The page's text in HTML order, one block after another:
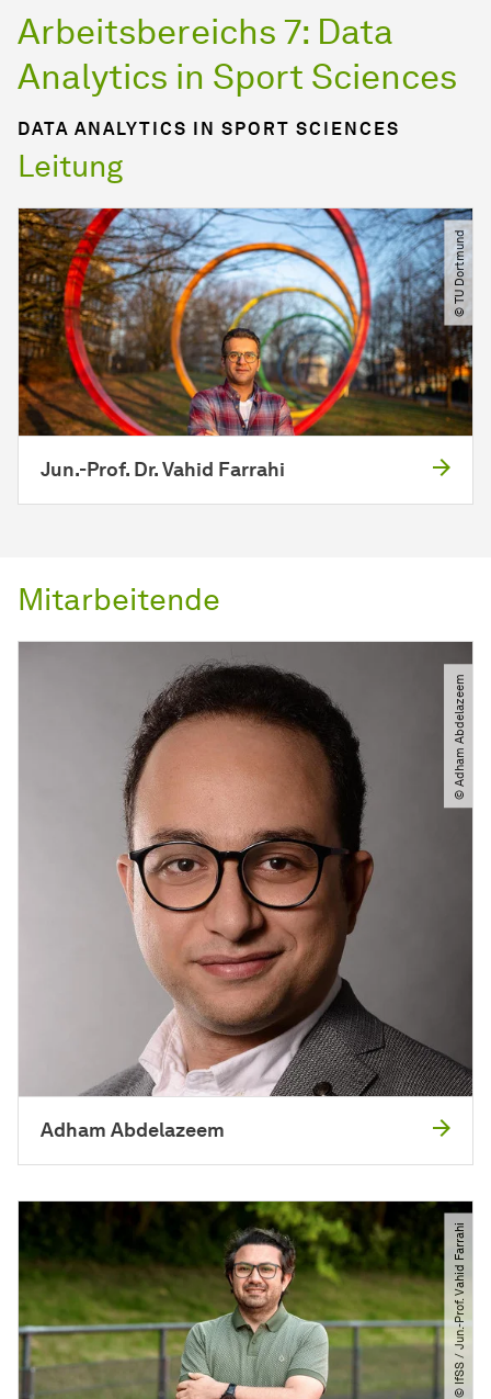
Arbeitsbereichs 7: Data
Analytics in Sport Sciences
DATA ANALYTICS IN SPORT SCIENCES
Leitung
© TU Dortmund
Jun.-Prof. Dr. Vahid Farrahi
Mitarbeitende
© Adham Abdelazeem
Adham Abdelazeem
© IfSS ​/​ Jun.-Prof. Vahid Farrahi